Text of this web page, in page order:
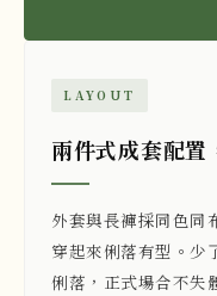
LAYOUT
兩件式成套配置
外套與長褲採同色同
穿起來俐落有型。少
俐落，正式場合不失